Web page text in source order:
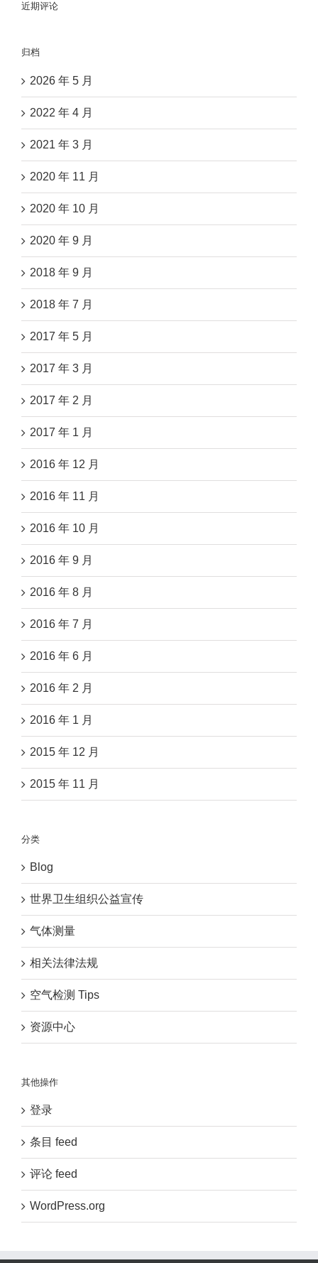
近期评论
归档
2026 年 5 月
2022 年 4 月
2021 年 3 月
2020 年 11 月
2020 年 10 月
2020 年 9 月
2018 年 9 月
2018 年 7 月
2017 年 5 月
2017 年 3 月
2017 年 2 月
2017 年 1 月
2016 年 12 月
2016 年 11 月
2016 年 10 月
2016 年 9 月
2016 年 8 月
2016 年 7 月
2016 年 6 月
2016 年 2 月
2016 年 1 月
2015 年 12 月
2015 年 11 月
分类
Blog
世界卫生组织公益宣传
气体测量
相关法律法规
空气检测 Tips
资源中心
其他操作
登录
条目 feed
评论 feed
WordPress.org